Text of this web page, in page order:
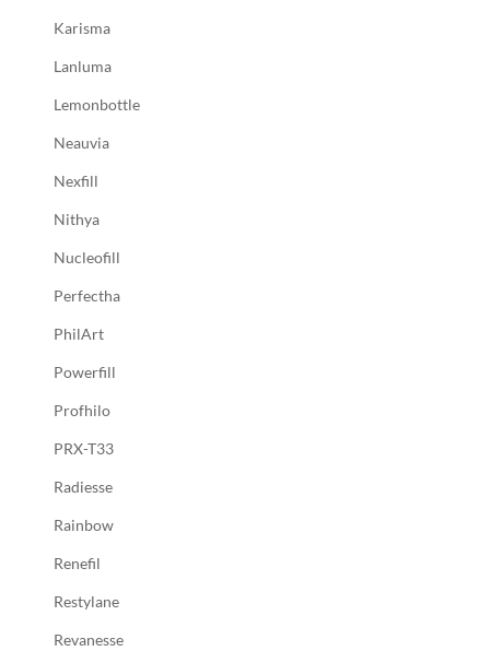
Karisma
Lanluma
Lemonbottle
Neauvia
Nexfill
Nithya
Nucleofill
Perfectha
PhilArt
Powerfill
Profhilo
PRX-T33
Radiesse
Rainbow
Renefil
Restylane
Revanesse